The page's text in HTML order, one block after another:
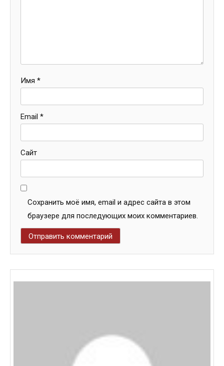
Имя *
Email *
Сайт
Сохранить моё имя, email и адрес сайта в этом
браузере для последующих моих комментариев.